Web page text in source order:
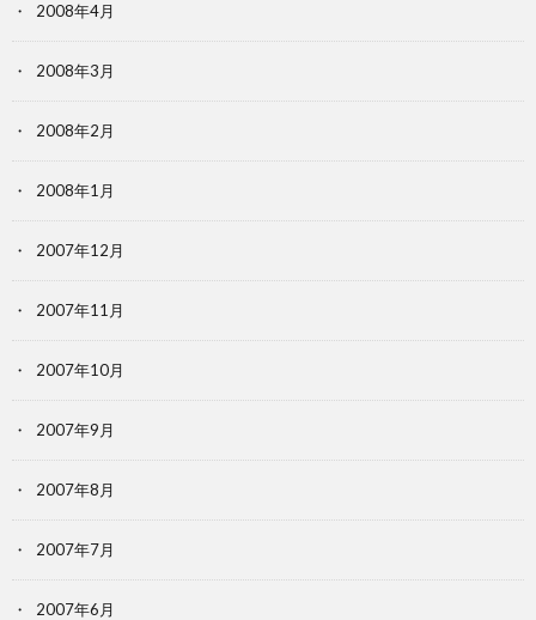
2008年4月
2008年3月
2008年2月
2008年1月
2007年12月
2007年11月
2007年10月
2007年9月
2007年8月
2007年7月
2007年6月